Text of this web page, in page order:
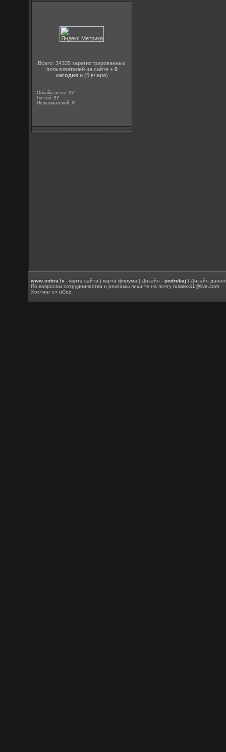
Всего: 34335 зарегистрированных
пользователей на сайте + 0
сегодняи (0 вчера)
Онлайн всего:27
Гостей:27
Пользователей:0
www.cobra.lv -карта сайта |карта форума | Дизайн -podrubaj | Дизайн
По вопросам сотрудничества и рекламы пишите на почтуrusalex11@live.com
Хостинг отuCoz